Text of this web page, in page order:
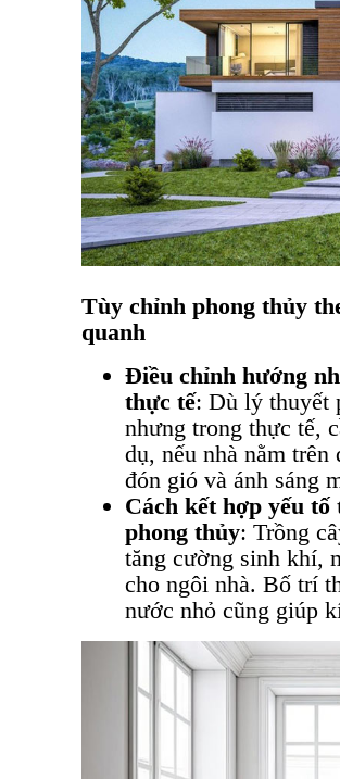
Tùy chỉnh phong thủy
quanh
Điều chỉnh hướng
thực tế: Dù lý thuyết
nhưng trong thực tế,
dụ, nếu nhà nằm
đón gió và ánh sáng
Cách kết hợp yếu
phong thủy: Trồng
tăng cường sinh khí,
cho ngôi nhà. Bố trí
nước nhỏ cũng giúp